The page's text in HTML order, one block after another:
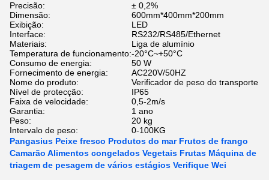
Precisão:
± 0,2%
Dimensão:
600mm*400mm*200mm
Exibição:
LED
Interface:
RS232/RS485/Ethernet
Materiais:
Liga de alumínio
Temperatura de funcionamento:-20°C~+50°C
Consumo de energia:
50 W
Fornecimento de energia:
AC220V/50HZ
Nome do produto:
Verificador de peso do transporte
Nível de protecção:
IP65
Faixa de velocidade:
0,5-2m/s
Garantia:
1 ano
Peso:
20 kg
Intervalo de peso:
0-100KG
Pangasius Peixe fresco Produtos do mar Frutos de frango
Camarão Alimentos congelados Vegetais Frutas Máquina de
triagem de pesagem de vários estágios Verifique Wei